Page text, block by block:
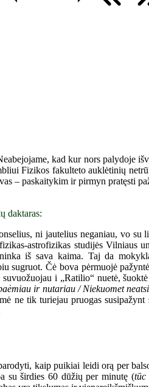
kad kur nors palydoje
Fizikos fakulteto auklėtinių
– paskaitykim ir pirmyn pratęsti
daktaras:
ni jautelius neganiau, vo su
astrofizikas studijės Vilniaus
iš sava kaima. Taj da
sugruot. Čė bova pėrmuojė
i „Ratilio“ nuetė,
ir nutariau / Niekuomet
ne tik turiejau pruogas susipažynt
kaip puikiai leidi orą per
su širdies 60 dūžių per minutę (tūc